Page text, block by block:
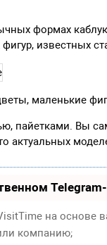
формах
известных
маленькие
пайетками. Вы
актуальных
на основе
компанию;